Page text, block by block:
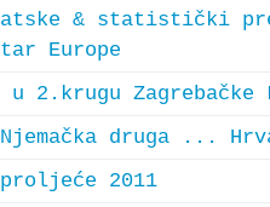
& statistički
Europe
2.krugu Zagrebačke
druga ...
proljeće 2011